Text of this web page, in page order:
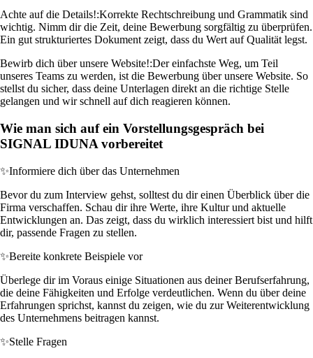
Achte auf die Details!:Korrekte Rechtschreibung und Grammatik sind
wichtig. Nimm dir die Zeit, deine Bewerbung sorgfältig zu überprüfen.
Ein gut strukturiertes Dokument zeigt, dass du Wert auf Qualität legst.
Bewirb dich über unsere Website!:Der einfachste Weg, um Teil
unseres Teams zu werden, ist die Bewerbung über unsere Website. So
stellst du sicher, dass deine Unterlagen direkt an die richtige Stelle
gelangen und wir schnell auf dich reagieren können.
Wie man sich auf ein Vorstellungsgespräch bei
SIGNAL IDUNA vorbereitet
✨Informiere dich über das Unternehmen
Bevor du zum Interview gehst, solltest du dir einen Überblick über die
Firma verschaffen. Schau dir ihre Werte, ihre Kultur und aktuelle
Entwicklungen an. Das zeigt, dass du wirklich interessiert bist und hilft
dir, passende Fragen zu stellen.
✨Bereite konkrete Beispiele vor
Überlege dir im Voraus einige Situationen aus deiner Berufserfahrung,
die deine Fähigkeiten und Erfolge verdeutlichen. Wenn du über deine
Erfahrungen sprichst, kannst du zeigen, wie du zur Weiterentwicklung
des Unternehmens beitragen kannst.
✨Stelle Fragen